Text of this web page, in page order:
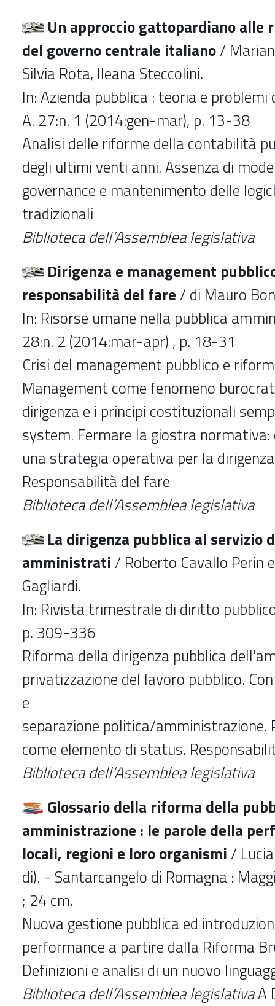
Un approccio gattopardiano alle
del governo centrale italiano/
Silvia Rota, Ileana Steccolini.
In: Azienda pubblica : teoria e
A. 27:n. 1 (2014:gen-mar), p. 13-38
Analisi delle riforme della contabilità
degli ultimi venti anni. Assenza di
governance e mantenimento delle
tradizionali
Biblioteca dell’Assemblea legislativa
Dirigenza e management
responsabilità del fare / di Mauro
In: Risorse umane nella pubblica
28:n. 2 (2014:mar-apr) , p. 18-31
Crisi del management pubblico e
Management come fenomeno
dirigenza e i principi costituzionali
system. Fermare la giostra
una strategia operativa per la
Responsabilità del fare
Biblioteca dell’Assemblea legislativa
La dirigenza pubblica al servizio
amministrati / Roberto Cavallo Perin
Gagliardi.
In: Rivista trimestrale di diritto
p. 309-336
Riforma della dirigenza pubblica
privatizzazione del lavoro pubblico.
e
separazione politica/amministrazione.
come elemento di status.
Biblioteca dell’Assemblea legislativa
Glossario della riforma della
amministrazione : le parole della
locali, regioni e loro organismi /
di). - Santarcangelo di Romagna :
; 24 cm.
Nuova gestione pubblica ed
performance a partire dalla Riforma
Definizioni e analisi di un nuovo
Biblioteca dell’Assemblea legislativaA